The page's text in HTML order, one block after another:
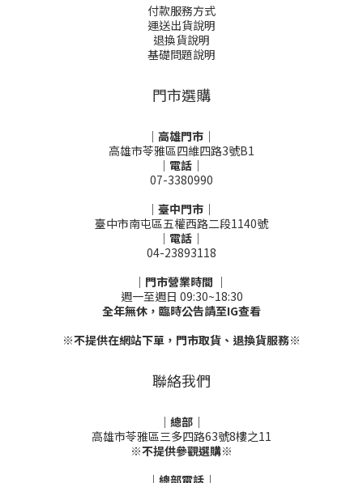
付款服務方式
運送出貨說明
退換貨說明
基礎問題說明
門市選購
｜高雄門市｜
高雄市苓雅區四維四路3號B1
｜電話｜
07-3380990
｜臺中門市｜
臺中市南屯區五權西路二段1140號
｜電話｜
04-23893118
｜門市營業時間 ｜
週一至週日 09:30~18:30
全年無休，臨時公告請至IG查看
※不提供在網站下單，門市取貨、退換貨服務※
聯絡我們
｜總部｜
高雄市苓雅區三多四路63號8樓之11
※不提供參觀選購※
｜總部電話｜